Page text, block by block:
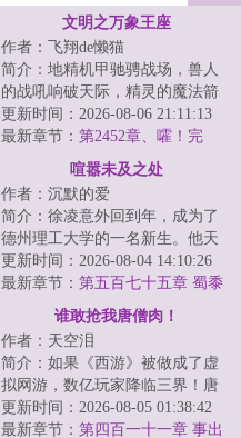
文明之万象王座
作者：飞翔de懒猫
简介：地精机甲驰骋战场，兽人
的战吼响破天际，精灵的魔法箭
矢穿破钢铁洪流而至，矮人的重
炮以咆哮彰显着...
更新时间：2026-08-06 21:11:13
最新章节： 第2452章、嚯！完
喧嚣未及之处
作者：沉默的爱
简介：徐凌意外回到年，成为了
德州理工大学的一名新生。他天
赋异禀，却鲜为人知。那时，传
奇教练鲍勃·奈...
更新时间：2026-08-04 14:10:26
最新章节： 第五百七十五章 蜀黍
谁敢抢我唐僧肉！
作者：天空泪
简介：如果《西游》被做成了虚
拟网游，数亿玩家降临三界！唐
僧还能取到真经吗？本游戏核心
玩法闯过的劫难...
更新时间：2026-08-05 01:38:42
最新章节： 第四百一十一章 事出